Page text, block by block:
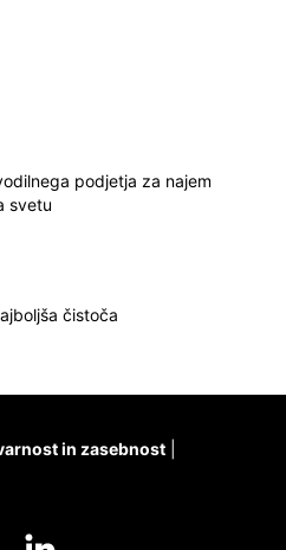
podjetja za najem
svetu
čistoča
in zasebnost